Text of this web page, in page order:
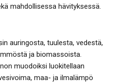
mahdollisessa hävityksessä.
auringosta, tuulesta, vedestä,
ja biomassoista.
muodoiksi luokitellaan
maa- ja ilmalämpö